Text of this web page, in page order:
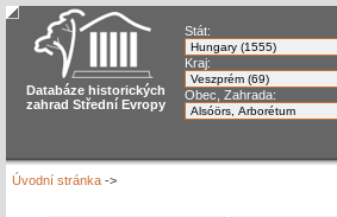
Databáze historických
zahrad Střední Evropy
Stát:
Kraj:
Obec, Zahrada:
Úvodní stránka ->